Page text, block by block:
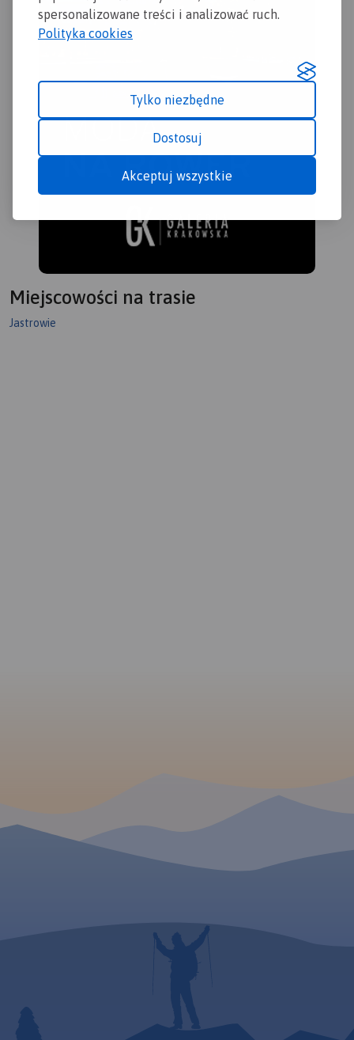
spersonalizowane treści i analizować ruch.
Polityka cookies
Tylko niezbędne
Dostosuj
Akceptuj wszystkie
Miejscowości na trasie
Jastrowie